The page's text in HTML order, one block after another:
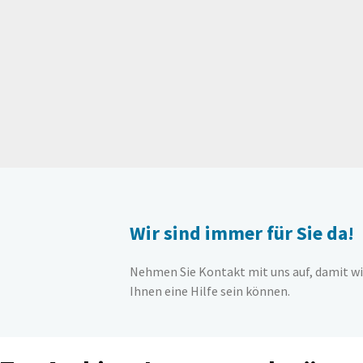
Wir sind immer für Sie da!
Nehmen Sie Kontakt mit uns auf, damit
Ihnen eine Hilfe sein können.